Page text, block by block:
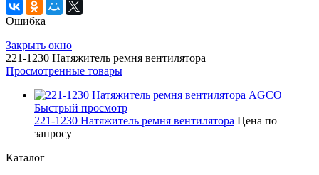
Ошибка
Закрыть окно
221-1230 Натяжитель ремня вентилятора
Просмотренные товары
Быстрый просмотр
221-1230 Натяжитель ремня вентилятора Цена по
запросу
Каталог